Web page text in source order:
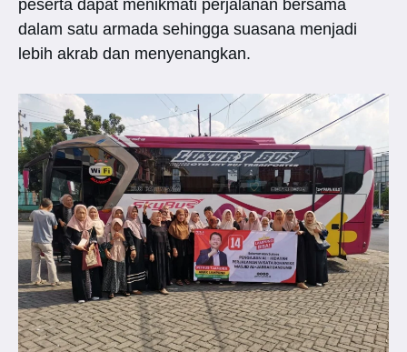
peserta dapat menikmati perjalanan bersama
dalam satu armada sehingga suasana menjadi
lebih akrab dan menyenangkan.